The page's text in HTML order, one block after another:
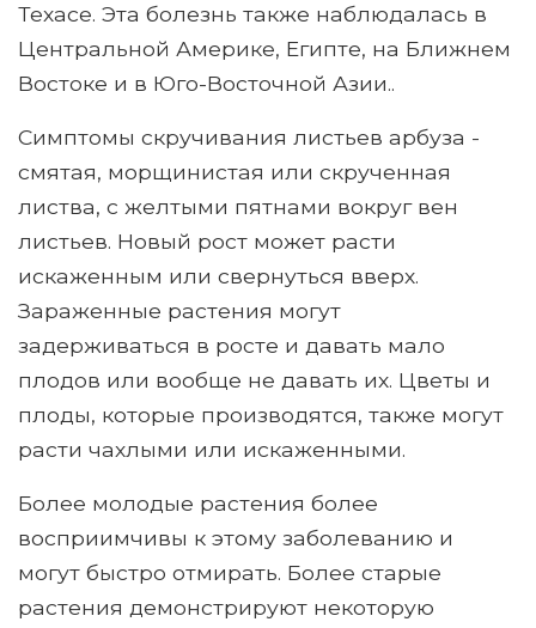
Техасе. Эта болезнь также наблюдалась в
Центральной Америке, Египте, на Ближнем
Востоке и в Юго-Восточной Азии..
Симптомы скручивания листьев арбуза -
смятая, морщинистая или скрученная
листва, с желтыми пятнами вокруг вен
листьев. Новый рост может расти
искаженным или свернуться вверх.
Зараженные растения могут
задерживаться в росте и давать мало
плодов или вообще не давать их. Цветы и
плоды, которые производятся, также могут
расти чахлыми или искаженными.
Более молодые растения более
восприимчивы к этому заболеванию и
могут быстро отмирать. Более старые
растения демонстрируют некоторую